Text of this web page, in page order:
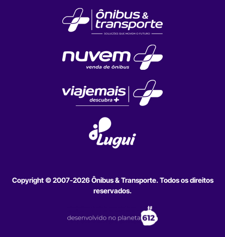
Copyright © 2007-2026 Ônibus & Transporte. Todos os direitos
reservados.